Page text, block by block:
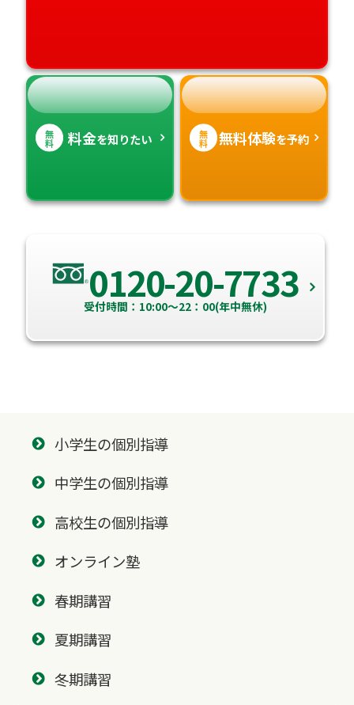
無
料 料金を知りたい 無
料 無料体験を予約
0120-20-7733
受付時間：10:00～22：00(年中無休)
小学生の個別指導
中学生の個別指導
高校生の個別指導
オンライン塾
春期講習
夏期講習
冬期講習